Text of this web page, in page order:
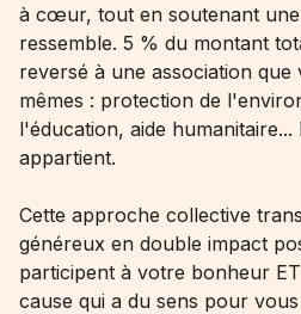
à cœur, tout en soutenant
ressemble. 5 % du montant
reversé à une association
mêmes : protection de
l'éducation, aide
appartient.
Cette approche collective
généreux en double impact
participent à votre bonheur
cause qui a du sens pour